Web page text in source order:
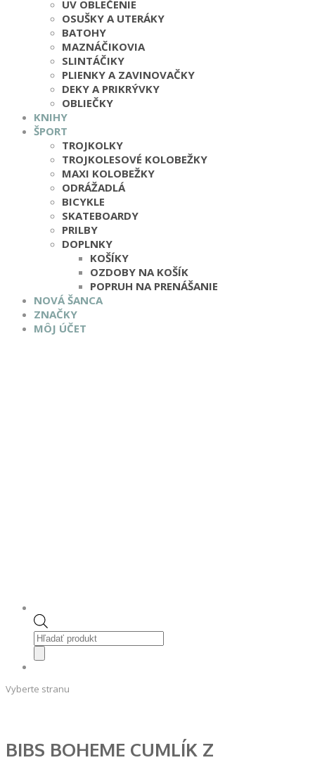
UV OBLEČENIE
OSUŠKY A UTERÁKY
BATOHY
MAZNÁČIKOVIA
SLINTÁČIKY
PLIENKY A ZAVINOVAČKY
DEKY A PRIKRÝVKY
OBLIEČKY
KNIHY
ŠPORT
TROJKOLKY
TROJKOLESOVÉ KOLOBEŽKY
MAXI KOLOBEŽKY
ODRÁŽADLÁ
BICYKLE
SKATEBOARDY
PRILBY
DOPLNKY
KOŠÍKY
OZDOBY NA KOŠÍK
POPRUH NA PRENÁŠANIE
NOVÁ ŠANCA
ZNAČKY
MÔJ ÚČET
Products
search
Vyberte stranu
BIBS BOHEME CUMLÍK Z